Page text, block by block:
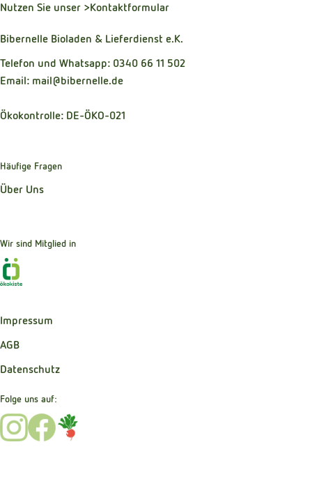
Nutzen Sie unser >Kontaktformular
Bibernelle Bioladen & Lieferdienst e.K.
Telefon und Whatsapp: 0340 66 11 502
Email: mail@bibernelle.de
Ökokontrolle: DE-ÖKO-021
Häufige Fragen
Über Uns
Wir sind Mitglied in
Impressum
AGB
Datenschutz
Folge uns auf:
Externer Link zu https://www.instagram.com/
Externer Link zu https://www.facebook.com/